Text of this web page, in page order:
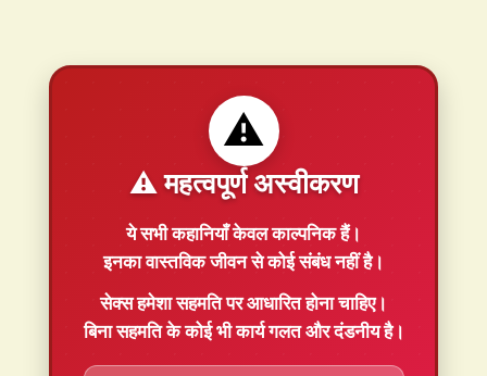
⚠️
⚠️ महत्वपूर्ण अस्वीकरण
ये सभी कहानियाँकेवल काल्पनिकहैं।
इनका वास्तविक जीवन से कोई संबंध नहीं है।
सेक्स हमेशासहमतिपर आधारित होना चाहिए।
बिना सहमति के कोई भी कार्य गलत और दंडनीय है।